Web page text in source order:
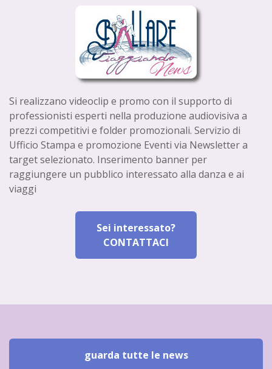
Si realizzano videoclip e promo con il supporto di
professionisti esperti nella produzione audiovisiva a
prezzi competitivi e folder promozionali. Servizio di
Ufficio Stampa e promozione Eventi via Newsletter a
target selezionato. Inserimento banner per
raggiungere un pubblico interessato alla danza e ai
viaggi
Sei interessato?
CONTATTACI
guarda tutte le news